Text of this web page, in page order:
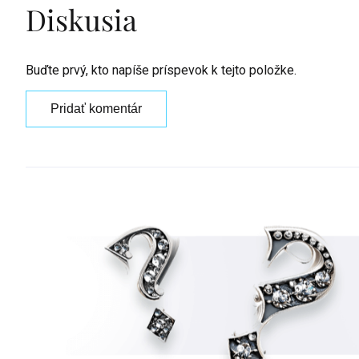
Diskusia
Buďte prvý, kto napíše príspevok k tejto položke.
Pridať komentár